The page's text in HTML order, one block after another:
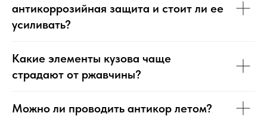
антикоррозийная защита и стоит ли ее
усиливать?
Какие элементы кузова чаще
страдают от ржавчины?
Можно ли проводить антикор летом?